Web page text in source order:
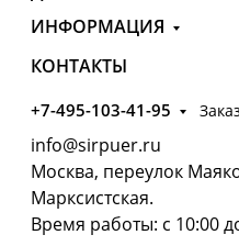
ИНФОРМАЦИЯ
КОНТАКТЫ
+7-495-103-41-95
info@sirpuer.ru
Москва, переулок
Марксистская.
Время работы: с 10:00